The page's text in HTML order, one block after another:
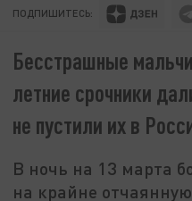
ПОДПИШИТЕСЬ:
Бесстрашные
летние срочники
не пустили их в
В ночь на 13 марта
на крайне